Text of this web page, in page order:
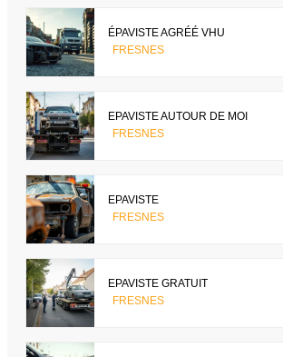
ÉPAVISTE AGRÉÉ VHU
FRESNES
EPAVISTE AUTOUR DE MOI
FRESNES
EPAVISTE
FRESNES
EPAVISTE GRATUIT
FRESNES